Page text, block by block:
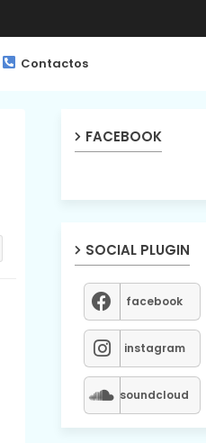
Contactos
FACEBOOK
SOCIAL PLUGIN
facebook
instagram
soundcloud